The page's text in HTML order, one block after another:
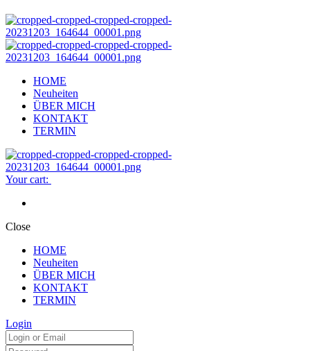
HOME
Neuheiten
ÜBER MICH
KONTAKT
TERMIN
Your cart:
Close
HOME
Neuheiten
ÜBER MICH
KONTAKT
TERMIN
Login